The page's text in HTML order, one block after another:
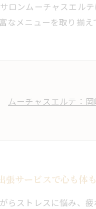
ロンムーチャスエル
なメニューを取り揃
ムーチャスエルテ：
張サービスで心も体
らストレスに悩み、